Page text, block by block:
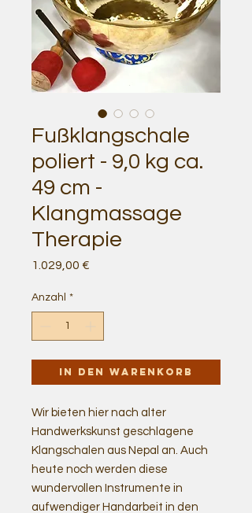
Fußklangschale
poliert - 9,0 kg ca.
49 cm -
Klangmassage
Therapie
1.029,00 €
Anzahl *
In den Warenkorb
Wir bieten hier nach alter
Handwerkskunst geschlagene
Klangschalen aus Nepal an. Auch
heute noch werden diese
wundervollen Instrumente in
aufwendiger Handarbeit in den